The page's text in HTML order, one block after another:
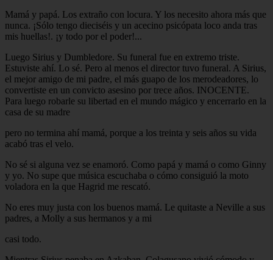
Mamá y papá. Los extraño con locura. Y los necesito ahora más que
nunca. ¡Sólo tengo dieciséis y un acecino psicópata loco anda tras
mis huellas!. ¡y todo por el poder!...
Luego Sirius y Dumbledore. Su funeral fue en extremo triste.
Estuviste ahí. Lo sé. Pero al menos el director tuvo funeral. A Sirius,
el mejor amigo de mi padre, el más guapo de los merodeadores, lo
convertiste en un convicto asesino por trece años. INOCENTE.
Para luego robarle su libertad en el mundo mágico y encerrarlo en la
casa de su madre
pero no termina ahí mamá, porque a los treinta y seis años su vida
acabó tras el velo.
No sé si alguna vez se enamoró. Como papá y mamá o como Ginny
y yo. No supe que música escuchaba o cómo consiguió la moto
voladora en la que Hagrid me rescató.
No eres muy justa con los buenos mamá. Le quitaste a Neville a sus
padres, a Molly a sus hermanos y a mi
casi todo.